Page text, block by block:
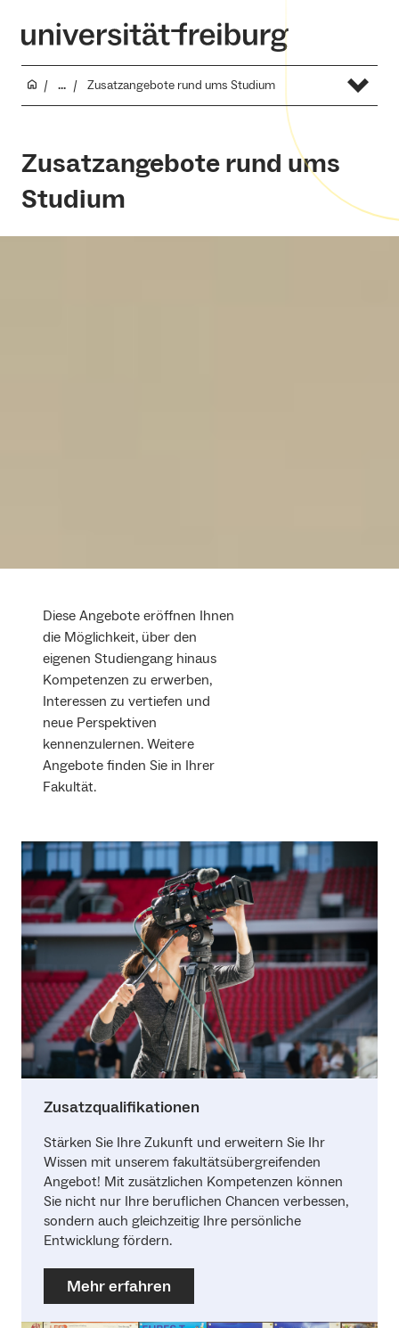
... Zusatzangebote rund ums Studium
Zusatzangebote rund ums
Studium
Diese Angebote eröffnen Ihnen
die Möglichkeit, über den
eigenen Studiengang hinaus
Kompetenzen zu erwerben,
Interessen zu vertiefen und
neue Perspektiven
kennenzulernen. Weitere
Angebote finden Sie in Ihrer
Fakultät.
Zusatzqualifikationen
Stärken Sie Ihre Zukunft und erweitern Sie Ihr
Wissen mit unserem fakultätsübergreifenden
Angebot! Mit zusätzlichen Kompetenzen können
Sie nicht nur Ihre beruflichen Chancen verbessen,
sondern auch gleichzeitig Ihre persönliche
Entwicklung fördern.
Mehr erfahren